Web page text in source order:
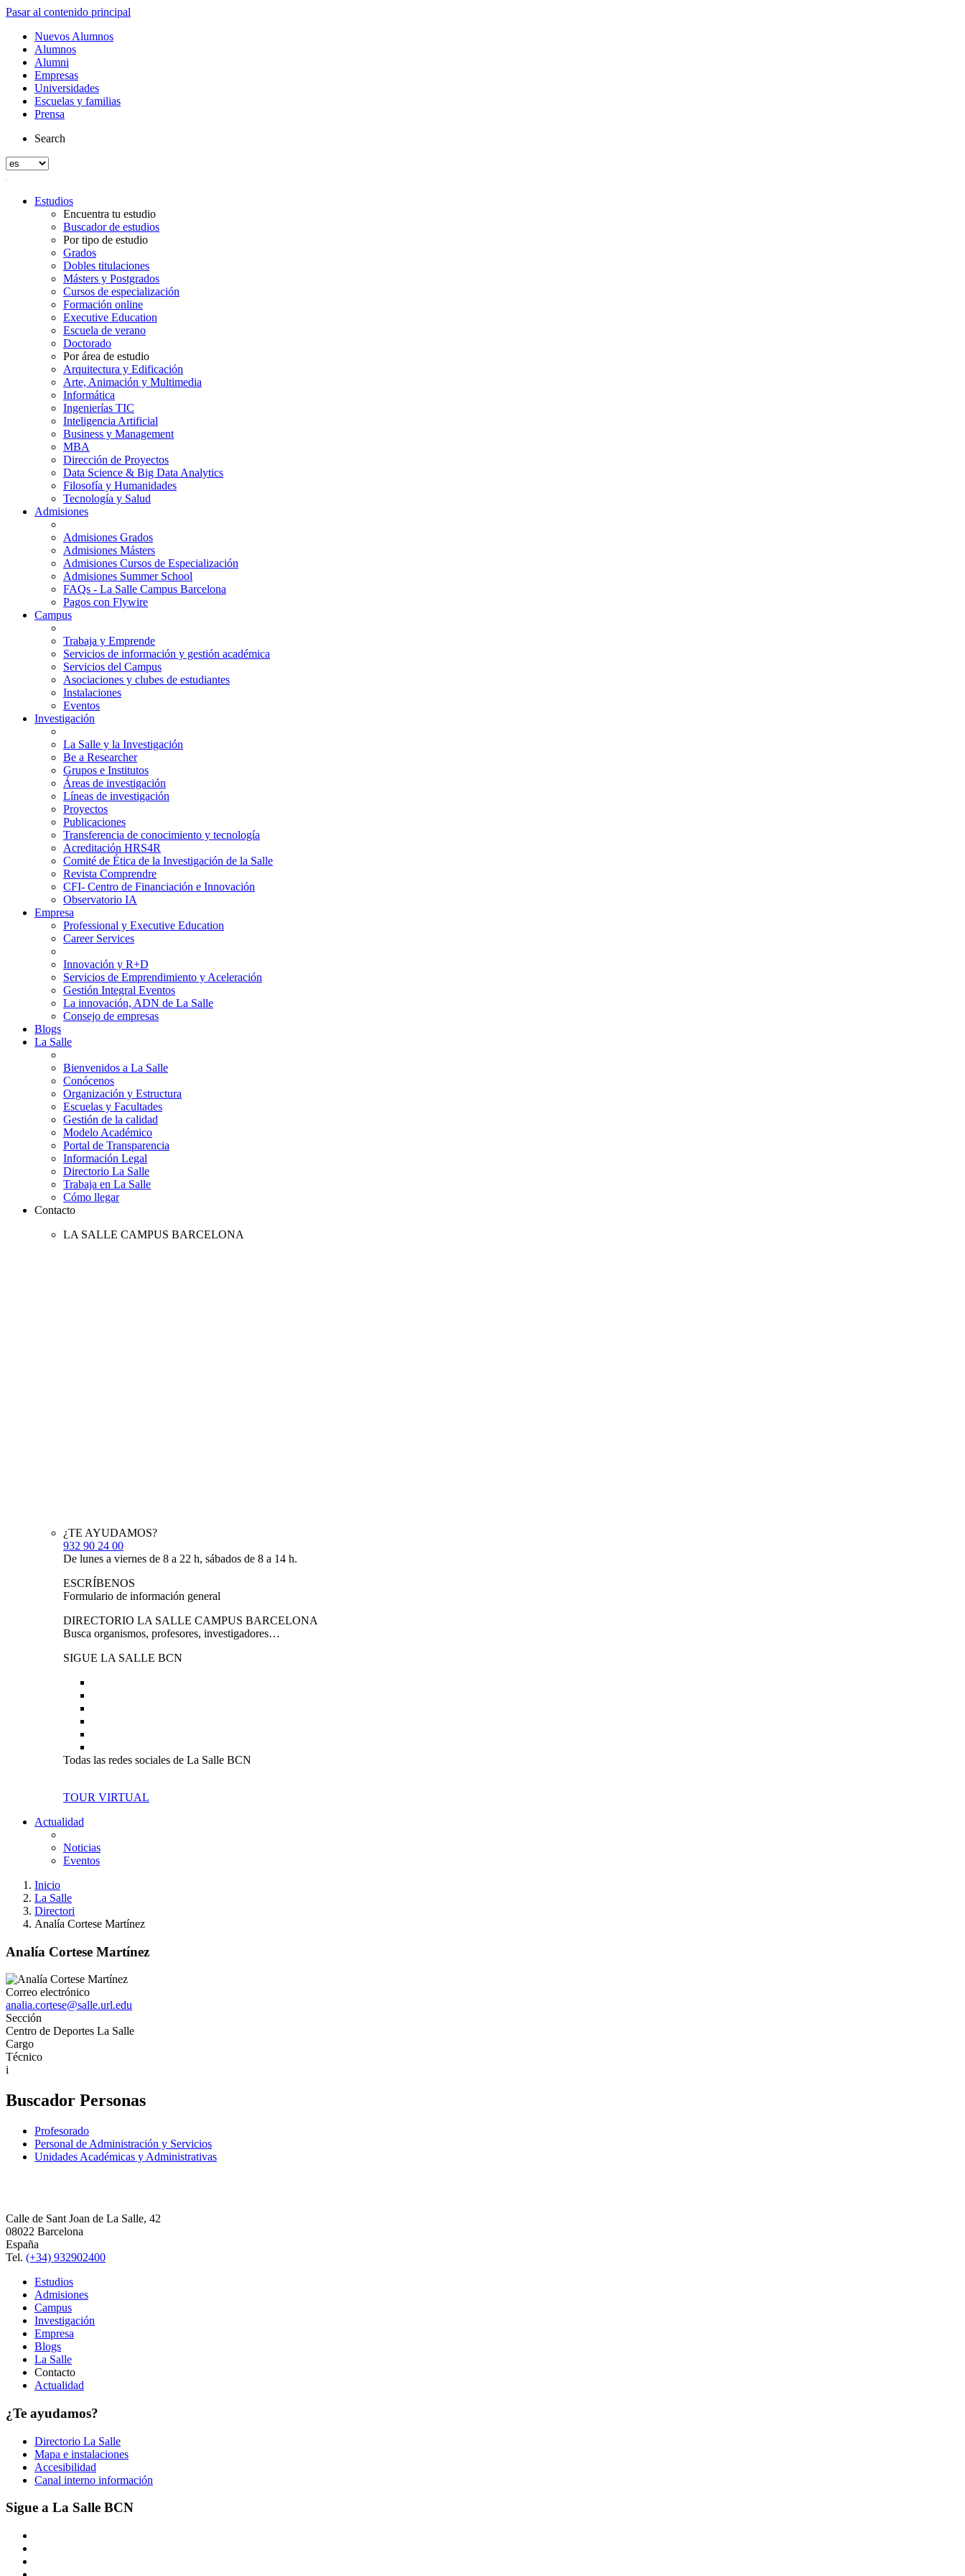
Pasar al contenido principal
Nuevos Alumnos
Alumnos
Alumni
Empresas
Universidades
Escuelas y familias
Prensa
Search
Estudios
Encuentra tu estudio
Buscador de estudios
Por tipo de estudio
Grados
Dobles titulaciones
Másters y Postgrados
Cursos de especialización
Formación online
Executive Education
Escuela de verano
Doctorado
Por área de estudio
Arquitectura y Edificación
Arte, Animación y Multimedia
Informática
Ingenierías TIC
Inteligencia Artificial
Business y Management
MBA
Dirección de Proyectos
Data Science & Big Data Analytics
Filosofía y Humanidades
Tecnología y Salud
Admisiones
Admisiones Grados
Admisiones Másters
Admisiones Cursos de Especialización
Admisiones Summer School
FAQs - La Salle Campus Barcelona
Pagos con Flywire
Campus
Trabaja y Emprende
Servicios de información y gestión académica
Servicios del Campus
Asociaciones y clubes de estudiantes
Instalaciones
Eventos
Investigación
La Salle y la Investigación
Be a Researcher
Grupos e Institutos
Áreas de investigación
Líneas de investigación
Proyectos
Publicaciones
Transferencia de conocimiento y tecnología
Acreditación HRS4R
Comité de Ética de la Investigación de la Salle
Revista Comprendre
CFI- Centro de Financiación e Innovación
Observatorio IA
Empresa
Professional y Executive Education
Career Services
Innovación y R+D
Servicios de Emprendimiento y Aceleración
Gestión Integral Eventos
La innovación, ADN de La Salle
Consejo de empresas
Blogs
La Salle
Bienvenidos a La Salle
Conócenos
Organización y Estructura
Escuelas y Facultades
Gestión de la calidad
Modelo Académico
Portal de Transparencia
Información Legal
Directorio La Salle
Trabaja en La Salle
Cómo llegar
Contacto
LA SALLE CAMPUS BARCELONA
¿TE AYUDAMOS?
932 90 24 00
De lunes a viernes de 8 a 22 h, sábados de 8 a 14 h.
ESCRÍBENOS
Formulario de información general
DIRECTORIO LA SALLE CAMPUS BARCELONA
Busca organismos, profesores, investigadores…
SIGUE LA SALLE BCN
Todas las redes sociales de La Salle BCN
TOUR VIRTUAL
Actualidad
Noticias
Eventos
Inicio
La Salle
Directori
Analía Cortese Martínez
Analía Cortese Martínez
Correo electrónico
analia.cortese@salle.url.edu
Sección
Centro de Deportes La Salle
Cargo
Técnico
i
Buscador Personas
Profesorado
Personal de Administración y Servicios
Unidades Académicas y Administrativas
Calle de Sant Joan de La Salle, 42
08022 Barcelona
España
Tel. (+34) 932902400
Estudios
Admisiones
Campus
Investigación
Empresa
Blogs
La Salle
Contacto
Actualidad
¿Te ayudamos?
Directorio La Salle
Mapa e instalaciones
Accesibilidad
Canal interno información
Sigue a La Salle BCN